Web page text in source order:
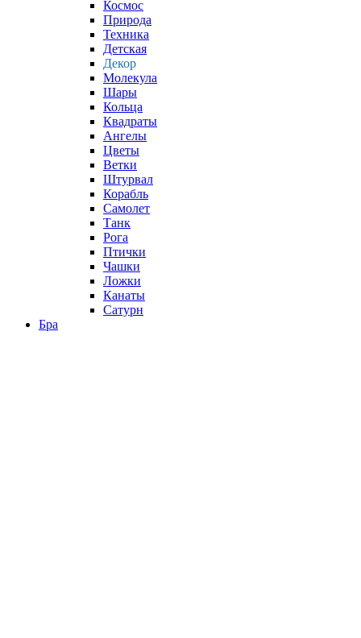
Космос
Природа
Техника
Детская
Декор
Молекула
Шары
Кольца
Квадраты
Ангелы
Цветы
Ветки
Штурвал
Корабль
Самолет
Танк
Рога
Птички
Чашки
Ложки
Канаты
Сатурн
Бра